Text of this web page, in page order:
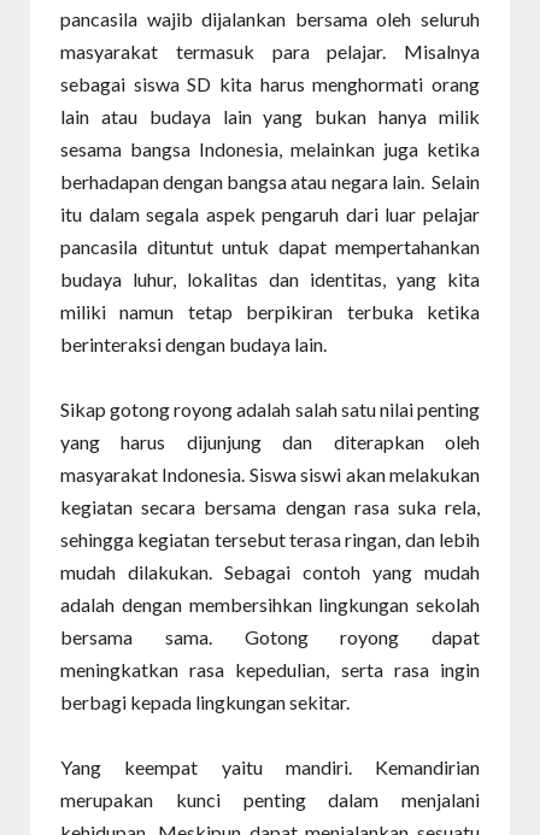
pancasila wajib dijalankan bersama oleh seluruh
masyarakat termasuk para pelajar. Misalnya
sebagai siswa SD kita harus menghormati orang
lain atau budaya lain yang bukan hanya milik
sesama bangsa Indonesia, melainkan juga ketika
berhadapan dengan bangsa atau negara lain. Selain
itu dalam segala aspek pengaruh dari luar pelajar
pancasila dituntut untuk dapat mempertahankan
budaya luhur, lokalitas dan identitas, yang kita
miliki namun tetap berpikiran terbuka ketika
berinteraksi dengan budaya lain.
Sikap gotong royong adalah salah satu nilai penting
yang harus dijunjung dan diterapkan oleh
masyarakat Indonesia. Siswa siswi akan melakukan
kegiatan secara bersama dengan rasa suka rela,
sehingga kegiatan tersebut terasa ringan, dan lebih
mudah dilakukan. Sebagai contoh yang mudah
adalah dengan membersihkan lingkungan sekolah
bersama sama. Gotong royong dapat
meningkatkan rasa kepedulian, serta rasa ingin
berbagi kepada lingkungan sekitar.
Yang keempat yaitu mandiri. Kemandirian
merupakan kunci penting dalam menjalani